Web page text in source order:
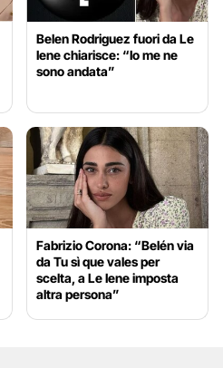
Belen Rodriguez fuori da Le
Iene chiarisce: “Io me ne
sono andata”
Fabrizio Corona: “Belén via
da Tu sì que vales per
scelta, a Le Iene imposta
altra persona”